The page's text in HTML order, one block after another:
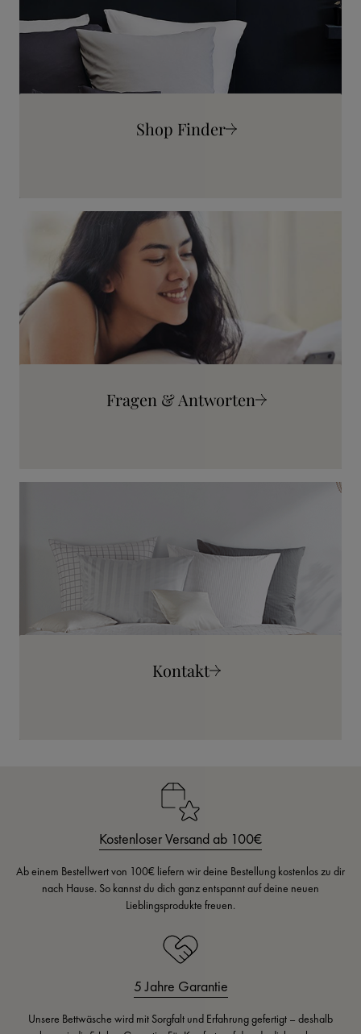
Shop Finder
Mehr erfahren
Fragen & Antworten
Kontakt
Kostenloser Versand ab 100€
Ab einem Bestellwert von 100€ liefern wir deine Bestellung kostenlos zu dir
nach Hause. So kannst du dich ganz entspannt auf deine neuen
Lieblingsprodukte freuen.
5 Jahre Garantie
Unsere Bettwäsche wird mit Sorgfalt und Erfahrung gefertigt – deshalb